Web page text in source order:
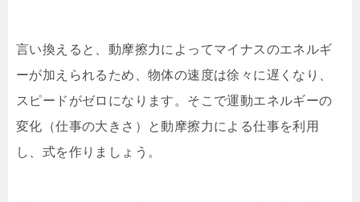
言い換えると、動摩擦力によってマイナスのエネルギ
ーが加えられるため、物体の速度は徐々に遅くなり、
スピードがゼロになります。そこで運動エネルギーの
変化（仕事の大きさ）と動摩擦力による仕事を利用
し、式を作りましょう。